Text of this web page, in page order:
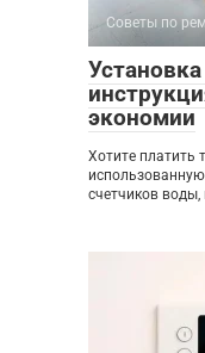
Советы по
экономии
Хотите платить
счетчиков воды,